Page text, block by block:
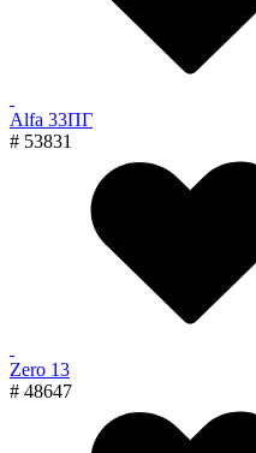
Alfa 33ПГ
# 53831
Zero 13
# 48647